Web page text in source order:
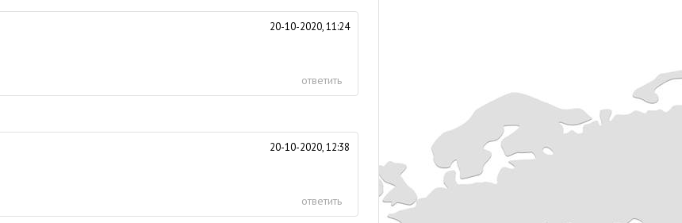
20-10-2020, 11:24
ответить
20-10-2020, 12:38
ответить